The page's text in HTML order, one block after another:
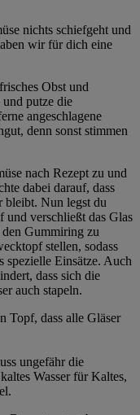
nichts schiefgeht und
wir für dich eine
Obst und
putze die
angeschlagene
denn sonst stimmen
nach Rezept zu und
dabei darauf, dass
bleibt. Nun legst du
und verschließt das Glas
Gummiring zu
stellen, sodass
spezielle Einsätze. Auch
dass sich die
auch stapeln.
Topf, dass alle Gläser
ungefähr die
Wasser für Kaltes,